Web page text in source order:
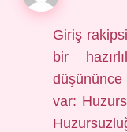
Giriş
bir
var: